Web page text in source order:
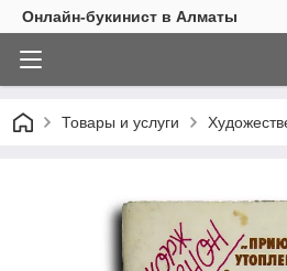
Онлайн-букинист в Алматы
Товары и услуги